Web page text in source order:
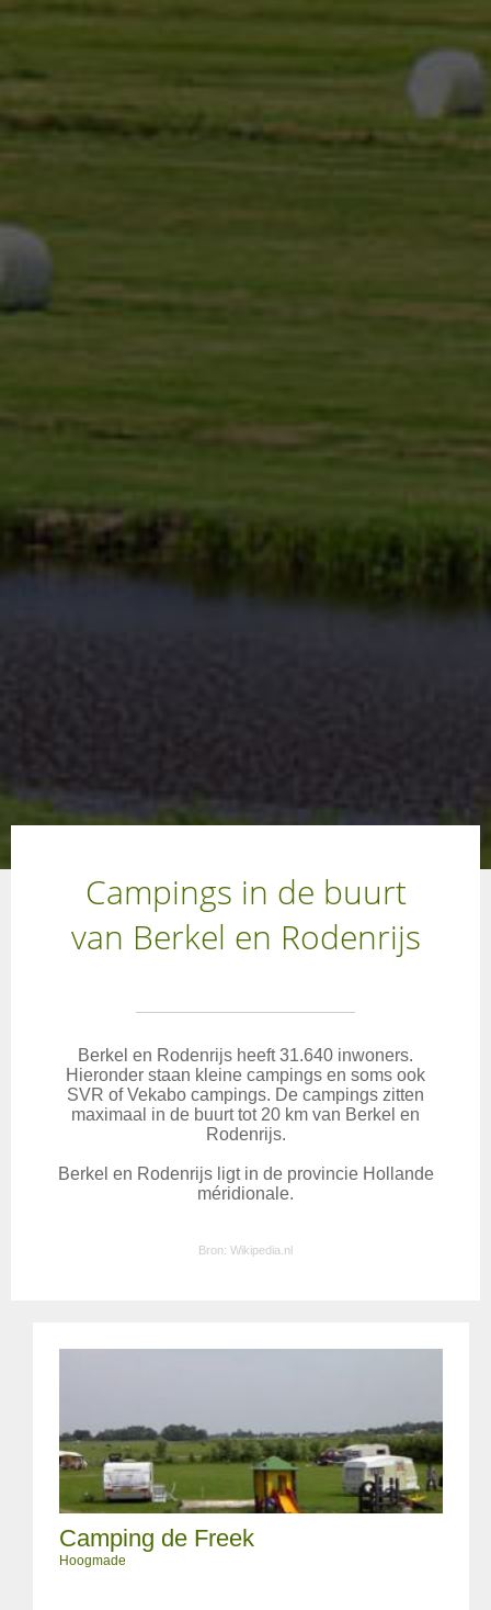
Campings in de buurt
van Berkel en Rodenrijs
Berkel en Rodenrijs heeft 31.640 inwoners.
Hieronder staan kleine campings en soms ook
SVR of Vekabo campings. De campings zitten
maximaal in de buurt tot 20 km van Berkel en
Rodenrijs.
Berkel en Rodenrijs ligt in de provincie Hollande
méridionale.
Bron: Wikipedia.nl
Camping de Freek
Hoogmade